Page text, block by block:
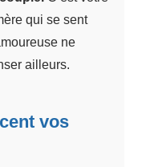
qui se sent
ne
ailleurs.
vos